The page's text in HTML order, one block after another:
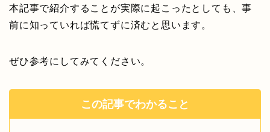
本記事で紹介することが実際に起こったとしても、事
前に知っていれば慌てずに済むと思います。
ぜひ参考にしてみてください。
この記事でわかること